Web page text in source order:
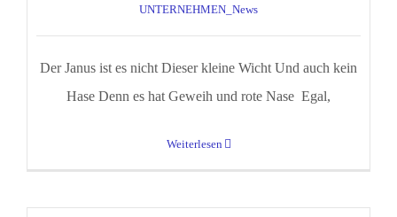
UNTERNEHMEN_News
Der Janus ist es nicht Dieser kleine Wicht Und auch kein
Hase Denn es hat Geweih und rote Nase Egal,
Weiterlesen